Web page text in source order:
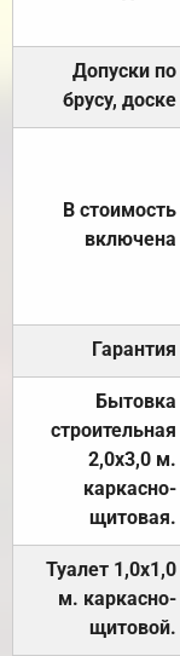
Допуски по
брусу, доске
В стоимость
включена
Гарантия
Бытовка
строительная
2,0х3,0 м.
каркасно-
щитовая.
Туалет 1,0х1,0
м. каркасно-
щитовой.